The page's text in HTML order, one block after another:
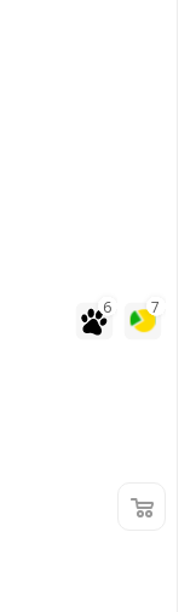
7
6